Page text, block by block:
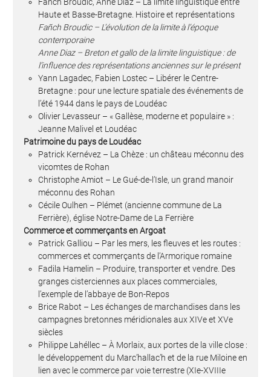
Haute et Basse-Bretagne. Histoire et représentations
Fañch Broudic – L’évolution de la limite à l’époque
contemporaine
Anne Diaz – Breton et gallo de la limite linguistique : de
l’influence des représentations anciennes sur le présent
Yann Lagadec, Fabien Lostec – Libérer le Centre-
Bretagne : pour une lecture spatiale des événements de
l’été 1944 dans le pays de Loudéac
Olivier Levasseur – « Gallèse, moderne et populaire » :
Jeanne Malivel et Loudéac
Patrimoine du pays de Loudéac
Patrick Kernévez – La Chèze : un château méconnu des
vicomtes de Rohan
Christophe Amiot – Le Gué-de-l’Isle, un grand manoir
méconnu des Rohan
Cécile Oulhen – Plémet (ancienne commune de La
Ferrière), église Notre-Dame de La Ferrière
Commerce et commerçants en Argoat
Patrick Galliou – Par les mers, les fleuves et les routes :
commerces et commerçants de l’Armorique romaine
Fadila Hamelin – Produire, transporter et vendre. Des
granges cisterciennes aux places commerciales,
l’exemple de l’abbaye de Bon-Repos
Brice Rabot – Les échanges de marchandises dans les
campagnes bretonnes méridionales aux XIVe et XVe
siècles
Philippe Lahéllec – À Morlaix, aux portes de la ville close :
le développement du Marc’hallac’h et de la rue Miloine en
lien avec le commerce par voie terrestre (XIe-XVIIIe